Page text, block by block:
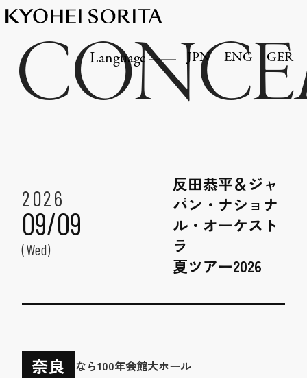
Language JPN ENG GER
CONCE
2026
09/09
(Wed)
反田恭平＆ジャ
パン・ナショナ
ル・オーケスト
ラ
夏ツアー2026
奈良 なら100年会館大ホール